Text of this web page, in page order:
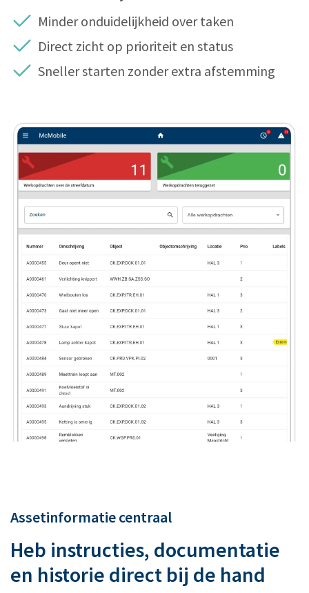
Minder onduidelijkheid over taken
Direct zicht op prioriteit en status
Sneller starten zonder extra afstemming
Assetinformatie centraal
Heb instructies, documentatie
en historie direct bij de hand